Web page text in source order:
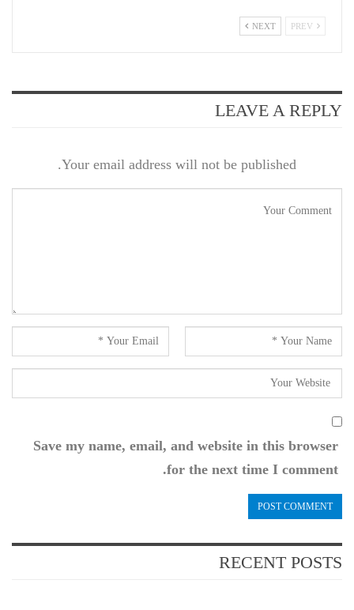
NEXT
LEAVE A REPLY
Your email address will not be published.
Save my name, email, and website in this browser
for the next time I comment.
RECENT POSTS